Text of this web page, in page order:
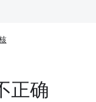
正确